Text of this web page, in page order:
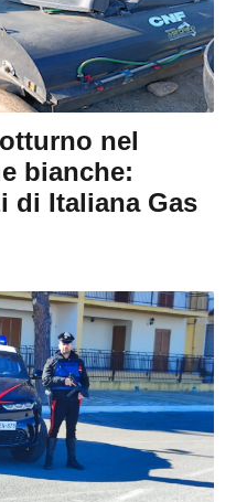
nel
bianche:
di Italiana Gas